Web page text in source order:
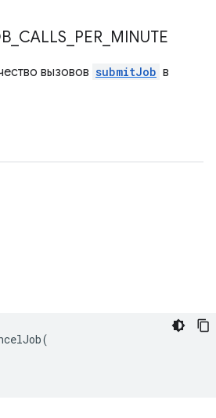
CALLS PER MINUTE
вызовов submitJob в
(